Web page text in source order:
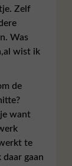
Zelf
Was
wist ik
de
want
te
gaan